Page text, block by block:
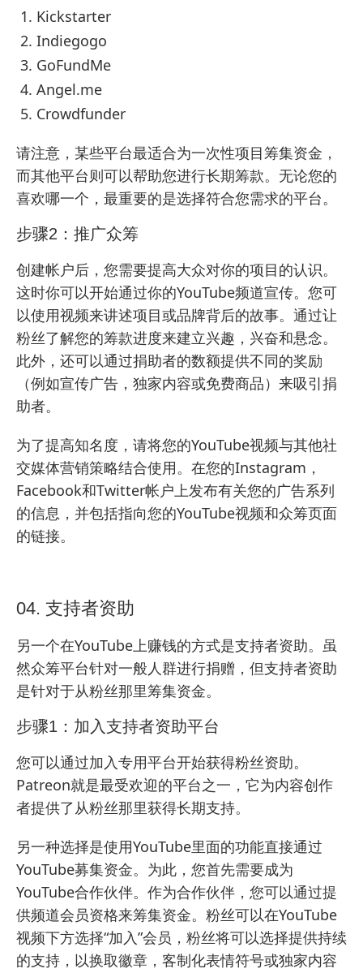
Kickstarter
Indiegogo
GoFundMe
Angel.me
Crowdfunder
请注意，某些平台最适合为一次性项目筹集资金，
而其他平台则可以帮助您进行长期筹款。无论您的
喜欢哪一个，最重要的是选择符合您需求的平台。
步骤2：推广众筹
创建帐户后，您需要提高大众对你的项目的认识。
这时你可以开始通过你的YouTube频道宣传。您可
以使用视频来讲述项目或品牌背后的故事。通过让
粉丝了解您的筹款进度来建立兴趣，兴奋和悬念。
此外，还可以通过捐助者的数额提供不同的奖励
（例如宣传广告，独家内容或免费商品）来吸引捐
助者。
为了提高知名度，请将您的YouTube视频与其他社
交媒体营销策略结合使用。在您的Instagram，
Facebook和Twitter帐户上发布有关您的广告系列
的信息，并包括指向您的YouTube视频和众筹页面
的链接。
04. 支持者资助
另一个在YouTube上赚钱的方式是支持者资助。虽
然众筹平台针对一般人群进行捐赠，但支持者资助
是针对于从粉丝那里筹集资金。
步骤1：加入支持者资助平台
您可以通过加入专用平台开始获得粉丝资助。
Patreon就是最受欢迎的平台之一，它为内容创作
者提供了从粉丝那里获得长期支持。
另一种选择是使用YouTube里面的功能直接通过
YouTube募集资金。为此，您首先需要成为
YouTube合作伙伴。作为合作伙伴，您可以通过提
供频道会员资格来筹集资金。粉丝可以在YouTube
视频下方选择“加入”会员，粉丝将可以选择提供持续
的支持，以换取徽章，客制化表情符号或独家内容